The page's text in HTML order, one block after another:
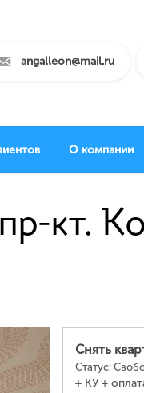
angalleon@mail.ru
О компании
кт.
Снять
Статус:
+ КУ +